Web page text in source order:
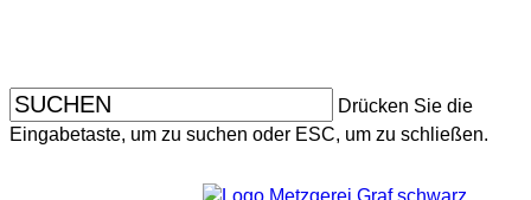
content
Drücken Sie die
Eingabetaste, um zu suchen oder ESC, um zu schließen.